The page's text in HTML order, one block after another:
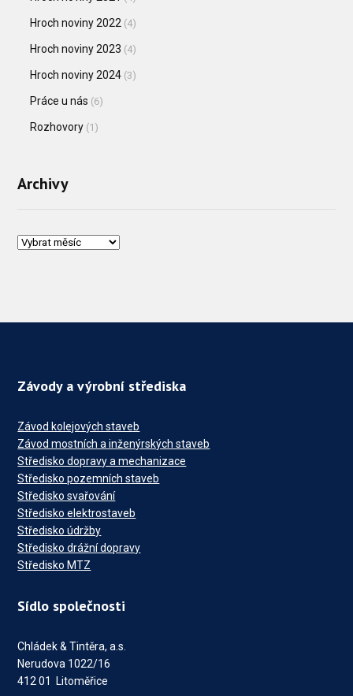
Hroch noviny 2022 (4)
Hroch noviny 2023 (4)
Hroch noviny 2024 (3)
Práce u nás (6)
Rozhovory (1)
Archivy
Závody a výrobní střediska
Závod kolejových staveb
Závod mostních a inženýrských staveb
Středisko dopravy a mechanizace
Středisko pozemních staveb
Středisko svařování
Středisko elektrostaveb
Středisko údržby
Středisko drážní dopravy
Středisko MTZ
Sídlo společnosti
Chládek & Tintěra, a.s.
Nerudova 1022/16
412 01 Litoměřice